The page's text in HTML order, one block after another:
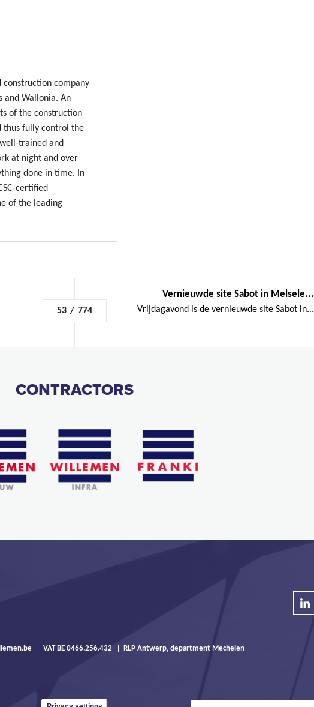
company
and Wallonia. An
of the construction
thus fully control the
trained and
at night and over
done in time. In
certified
of the leading
53 / 774
Vernieuwde site Sabot in Melsele...
Vrijdagavond is de vernieuwde site Sabot in...
CONTRACTORS
VAT BE 0466.256.432 RLP Antwerp, department Mechelen